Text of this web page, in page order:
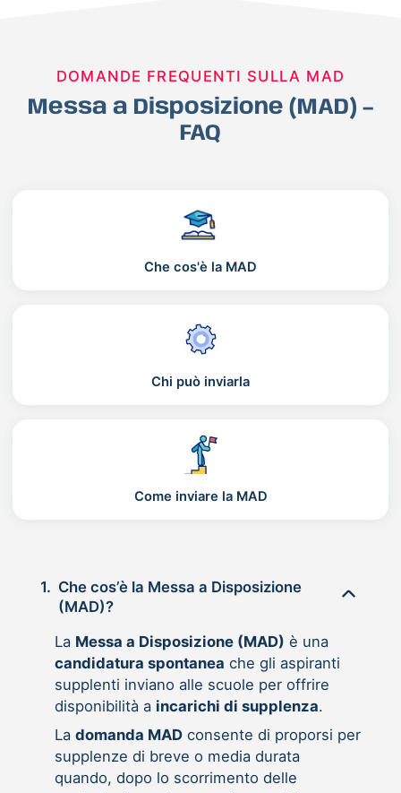
DOMANDE FREQUENTI SULLA MAD
Messa a Disposizione (MAD) –
FAQ
Che cos'è la MAD
Chi può inviarla
Come inviare la MAD
1. Che cos’è la Messa a Disposizione
(MAD)?
La Messa a Disposizione (MAD) è una
candidatura spontanea che gli aspiranti
supplenti inviano alle scuole per offrire
disponibilità a incarichi di supplenza.
La domanda MADconsente di proporsi per
supplenze di breve o media durata
quando, dopo lo scorrimento delle